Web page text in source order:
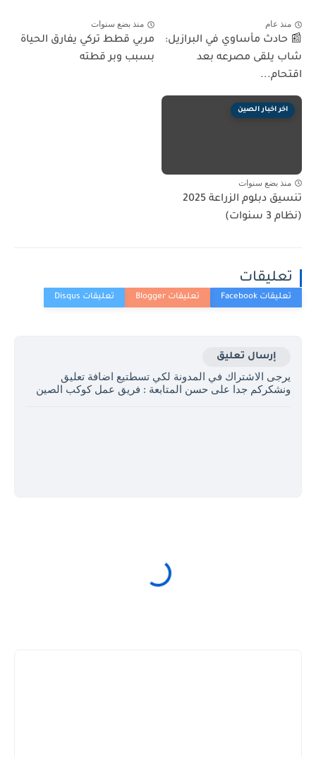
منذ عام
📰 حادث مأساوي في البرازيل:
شاب يلقى مصرعه بعد
اقتحام...
منذ بضع سنوات
مربي قطط تركي يفارق الحياة
بسبب وبر قطته
اخر اخبار الصين
منذ بضع سنوات
تنسيق دبلوم الزراعة 2025
(نظام 3 سنوات)
تعليقات
إرسال تعليق
يرجى الاشتراك في المدونة لكي تسطتيع اضافة تعليق
ونشكركم جدا على حسن المتابعة : فريق عمل كوكب الصين